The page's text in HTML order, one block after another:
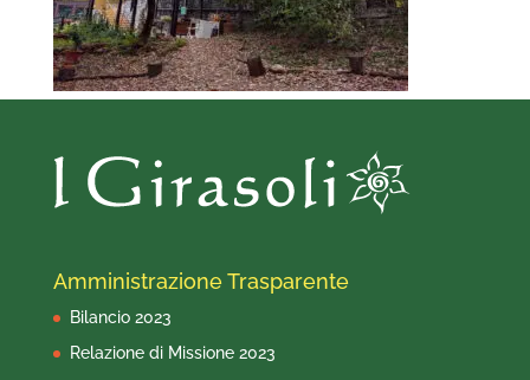
Amministrazione Trasparente
Bilancio 2023
Relazione di Missione 2023